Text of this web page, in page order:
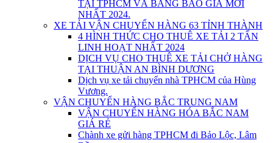
TẠI TPHCM VÀ BẢNG BÁO GIÁ MỚI
NHẤT 2024.
XE TẢI VẬN CHUYỂN HÀNG 63 TỈNH THÀNH
4 HÌNH THỨC CHO THUÊ XE TẢI 2 TẤN
LINH HOẠT NHẤT 2024
DỊCH VỤ CHO THUÊ XE TẢI CHỞ HÀNG
TẠI THUẬN AN BÌNH DƯƠNG
Dịch vụ xe tải chuyển nhà TPHCM của Hùng
Vương.
VẬN CHUYỂN HÀNG BẮC TRUNG NAM
VẬN CHUYỂN HÀNG HÓA BẮC NAM
GIÁ RẺ
Chành xe gửi hàng TPHCM đi Bảo Lộc, Lâm